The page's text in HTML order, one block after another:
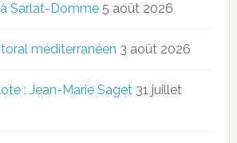
Sarlat-Domme 5 août 2026
méditerranéen 3 août 2026
: Jean-Marie Saget 31 juillet